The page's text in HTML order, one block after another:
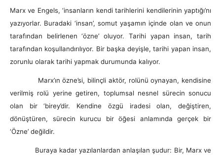
Marx ve Engels, ‘insanların kendi tarihlerini kendilerinin yaptığı’nı
yazıyorlar. Buradaki ‘insan’, somut yaşamın içinde olan ve onun
tarafından belirlenen ‘özne’ oluyor. Tarihi yapan insan, tarih
tarafından koşullandırılıyor. Bir başka deyişle, tarihi yapan insan,
zorunlu olarak tarihi yapmak durumunda kalıyor.
Marx’ın özne’si, bilinçli aktör, rolünü oynayan, kendisine
verilmiş rolü yerine getiren, toplumsal nesnel sürecin sonucu
olan bir ‘birey’dir. Kendine özgü iradesi olan, değiştiren,
dönüştüren, sürecin kurucu bir öğesi anlamında gerçek bir
‘Özne’ değildir.
Buraya kadar yazılanlardan anlaşılan şudur: Bir, Marx ve